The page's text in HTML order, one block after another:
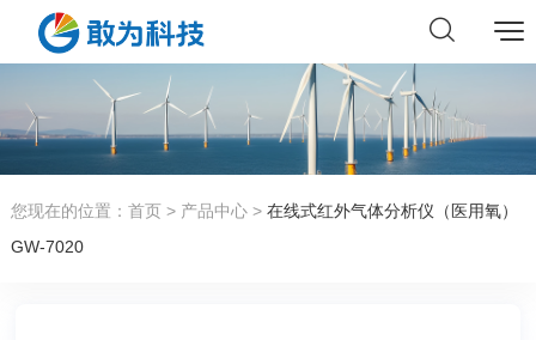
您现在的位置： 首页> 产品中心> 在线式红外气体分析仪（医用氧）
GW-7020